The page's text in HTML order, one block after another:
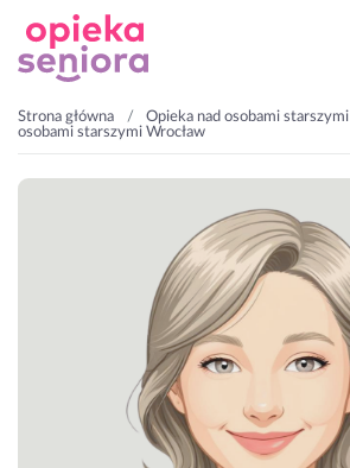
Strona główna Opieka nad osobami starszymi
osobami starszymi Wrocław